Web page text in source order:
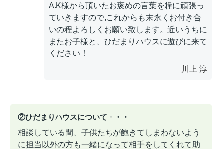
A.K様から頂いたお褒めの言葉を糧に頑張っ
ていきますので,これからも末永くお付き合
いの程よろしくお願い致します。近いうちに
またお子様と、ひだまりハウスに遊びに来て
ください！
川上 淳
②ひだまりハウスについて・・・
相談している間、子供たちが飽きてしまわないよう
に担当以外の方も一緒になって相手をしてくれて助